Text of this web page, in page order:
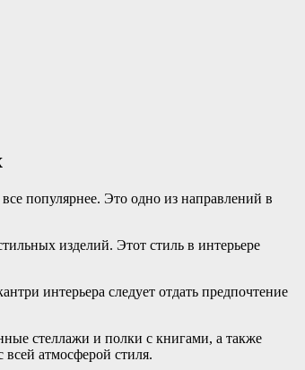
популярнее. Это одно из направлений в
изделий. Этот стиль в интерьере
интерьера следует отдать предпочтение
стеллажи и полки с книгами, а также
атмосферой стиля.